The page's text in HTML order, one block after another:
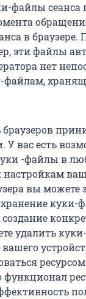
файлы сеанса
в браузере.
эти файлы
нет
файлам,
браузеров
У вас есть
-файлы в
вы можете
куки-
удалить
функционал